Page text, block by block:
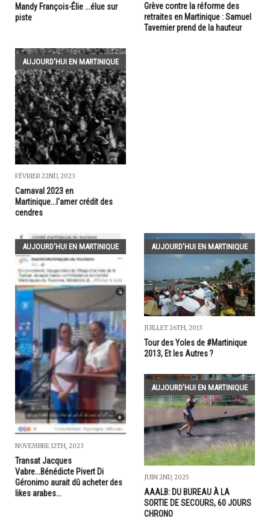
Mandy François-Élie ...élue sur
piste
Grève contre la réforme des
retraites en Martinique : Samuel
Tavernier prend de la hauteur
AUJOURD'HUI EN MARTINIQUE
FÉVRIER 22ND, 2023
Carnaval 2023 en
Martinique...l'amer crédit des
cendres
AUJOURD'HUI EN MARTINIQUE
NOVEMBRE 12TH, 2023
Transat Jacques
Vabre...Bénédicte Pivert Di
Géronimo aurait dû acheter des
likes arabes...
AUJOURD'HUI EN MARTINIQUE
JUILLET 26TH, 2013
Tour des Yoles de #Martinique
2013, Et les Autres ?
AUJOURD'HUI EN MARTINIQUE
JUIN 2ND, 2025
AAALB: DU BUREAU À LA
SORTIE DE SECOURS, 60 JOURS
CHRONO